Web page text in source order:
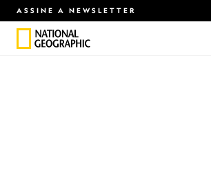
ASSINE A NEWSLETTER